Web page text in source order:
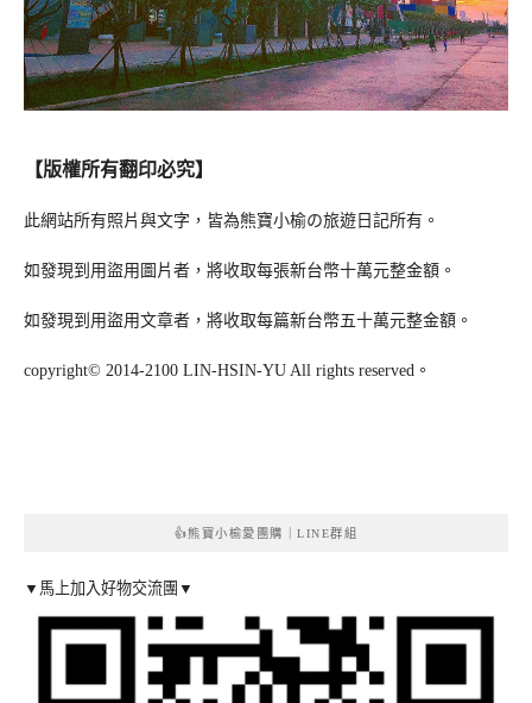
【版權所有翻印必究】
此網站所有照片與文字，皆為熊寶小榆の旅遊日記所有。
如發現到用盜用圖片者，將收取每張新台幣十萬元整金額。
如發現到用盜用文章者，將收取每篇新台幣五十萬元整金額。
copyright© 2014-2100 LIN-HSIN-YU All rights reserved。
👍熊寶小榆愛團購｜LINE群組
▼馬上加入好物交流團▼